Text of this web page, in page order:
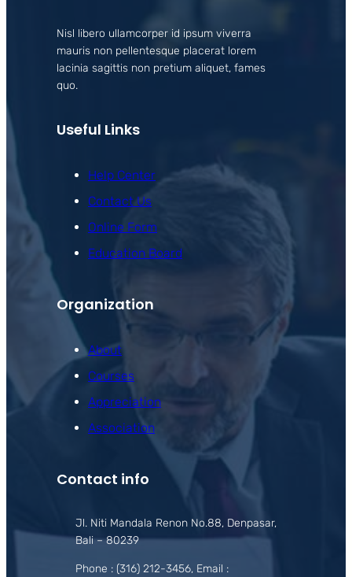
Nisl libero ullamcorper id ipsum viverra
mauris non pellentesque placerat lorem
lacinia sagittis non pretium aliquet, fames
quo.
Useful Links
Help Center
Contact Us
Online Form
Education Board
Organization
About
Courses
Appreciation
Association
Contact info
Jl. Niti Mandala Renon No.88, Denpasar,
Bali – 80239
Phone : (316) 212-3456, Email :